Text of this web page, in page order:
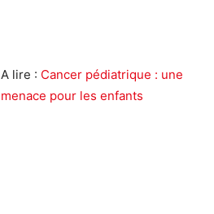
A lire : Cancer pédiatrique : une
menace pour les enfants